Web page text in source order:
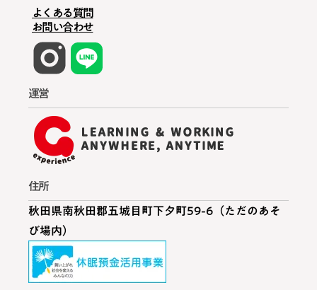
よくある質問
お問い合わせ
運営
住所
秋田県南秋田郡五城目町下夕町59-6（ただのあそ
び場内）